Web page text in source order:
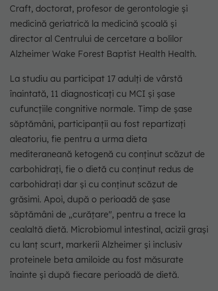
Craft, doctorat, profesor de gerontologie și
medicină geriatrică la medicină școală și
director al Centrului de cercetare a bolilor
Alzheimer Wake Forest Baptist Health Health.
La studiu au participat 17 adulți de vârstă
înaintată, 11 diagnosticaţi cu MCI și șase
cufuncţiile congnitive normale. Timp de şase
săptămâni, participanții au fost repartizați
aleatoriu, fie pentru a urma dieta
mediteraneană ketogenă cu conținut scăzut de
carbohidrați, fie o dietă cu conținut redus de
carbohidrați dar şi cu conținut scăzut de
grăsimi. Apoi, după o perioadă de șase
săptămâni de „curăţare", pentru a trece la
cealaltă dietă. Microbiomul intestinal, acizii grași
cu lanţ scurt, markerii Alzheimer şi inclusiv
proteinele beta amiloide au fost măsurate
înainte și după fiecare perioadă de dietă.